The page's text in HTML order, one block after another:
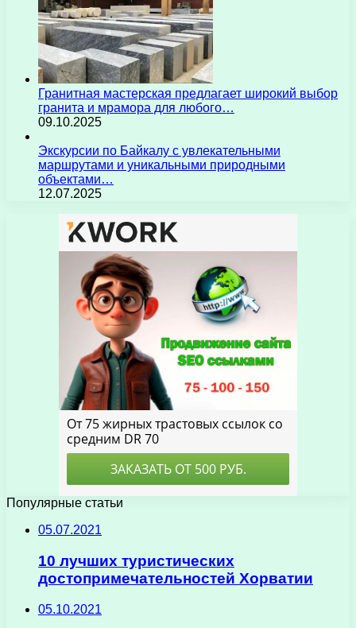
Гранитная мастерская предлагает широкий выбор
гранита и мрамора для любого…
09.10.2025
Экскурсии по Байкалу с увлекательными
маршрутами и уникальными природными
объектами…
12.07.2025
Популярные статьи
05.07.2021
10 лучших туристических
достопримечательностей Хорватии
05.10.2021